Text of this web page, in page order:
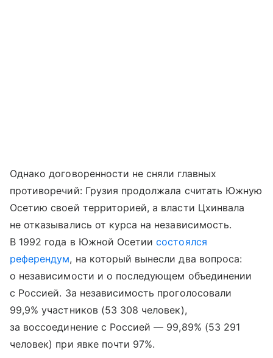
Однако договоренности не сняли главных
противоречий: Грузия продолжала считать Южную
Осетию своей территорией, а власти Цхинвала
не отказывались от курса на независимость.
В 1992 года в Южной Осетиисостоялся
референдум, на который вынесли два вопроса:
о независимости и о последующем объединении
с Россией. За независимость проголосовали
99,9% участников (53 308 человек),
за воссоединение с Россией — 99,89% (53 291
человек) при явке почти 97%.